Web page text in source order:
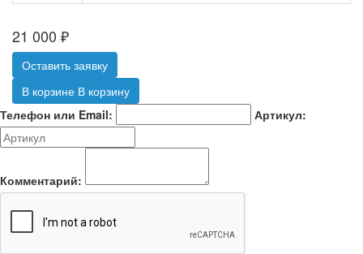
21 000 ₽
Оставить заявку
В корзине В корзину
Телефон или Email:
Артикул:
Комментарий: